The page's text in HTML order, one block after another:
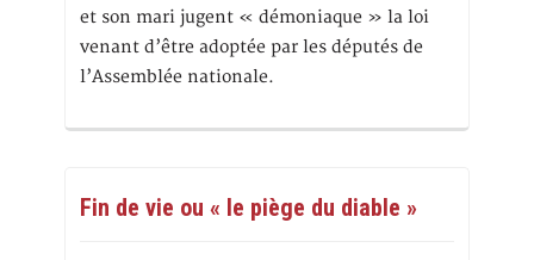
et son mari jugent « démoniaque » la loi
venant d’être adoptée par les députés de
l’Assemblée nationale.
Fin de vie ou « le piège du diable »